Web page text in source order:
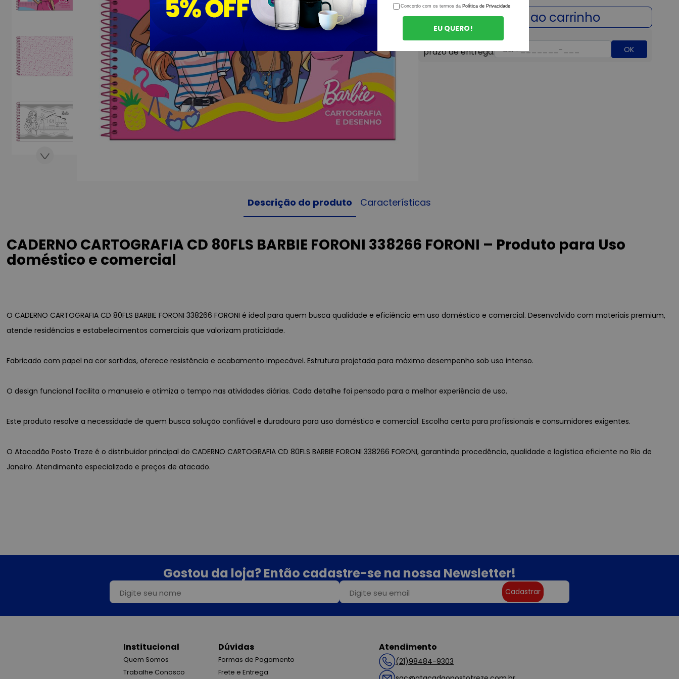
OK
Descrição do produto Características
CADERNO CARTOGRAFIA CD 80FLS BARBIE FORONI 338266 FORONI – Produto para Uso
doméstico e comercial
O CADERNO CARTOGRAFIA CD 80FLS BARBIE FORONI 338266 FORONI é ideal para quem busca qualidade e eficiência em uso doméstico e comercial. Desenvolvido com materiais premium,
atende residências e estabelecimentos comerciais que valorizam praticidade.
Fabricado com papel na cor sortidas, oferece resistência e acabamento impecável. Estrutura projetada para máximo desempenho sob uso intenso.
O design funcional facilita o manuseio e otimiza o tempo nas atividades diárias. Cada detalhe foi pensado para a melhor experiência de uso.
Este produto resolve a necessidade de quem busca solução confiável e duradoura para uso doméstico e comercial. Escolha certa para profissionais e consumidores exigentes.
O Atacadão Posto Treze é o distribuidor principal do CADERNO CARTOGRAFIA CD 80FLS BARBIE FORONI 338266 FORONI, garantindo procedência, qualidade e logística eficiente no Rio de
Janeiro. Atendimento especializado e preços de atacado.
Gostou da loja? Então cadastre-se na nossa Newsletter!
Cadastrar
Institucional
Quem Somos
Trabalhe Conosco
Dúvidas
Formas de Pagamento
Frete e Entrega
Atendimento
(21)98484-9303
Concordo com os termos da Política de Privacidade
EU QUERO!